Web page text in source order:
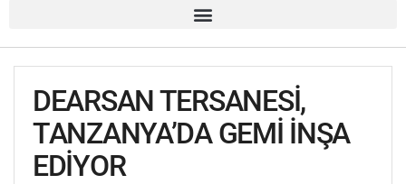
DEARSAN TERSANESİ,
TANZANYA’DA GEMİ İNŞA
EDİYOR